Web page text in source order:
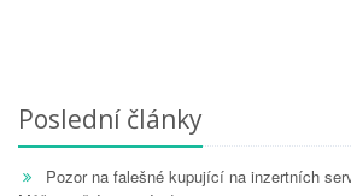
Poslední články
Pozor na falešné kupující na inzertních